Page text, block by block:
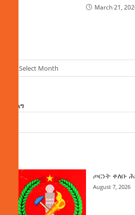
March 21,
Select Month
ፈልግ
ጦርነት ቀለቡ
August 7, 2026